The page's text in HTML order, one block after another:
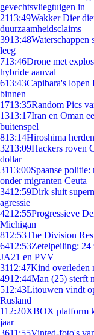
gevechtsvliegtuigen in
2113:49Wakker Dier
duurzaamheidsclaims
3913:48Waterschappen
leeg
713:46Drone met
hybride aanval
613:43Capibara's lopen
binnen
1713:35Random Pics
1313:17Iran en Oman
buitenspel
813:14Hiroshima
3213:09Hackers roven
dollar
3113:00Spaanse
onder migranten Ceuta
3412:59Dirk sluit
agressie
4212:55Progressieve
Michigan
812:53The Division
6412:53Zetelpeiling: 24
JA21 en PVV
3112:47Kind overleden
4912:44Man (25) sterft
512:43Litouwen vindt
Rusland
112:20XBOX platform
jaar
3611:55Vinted-foto's